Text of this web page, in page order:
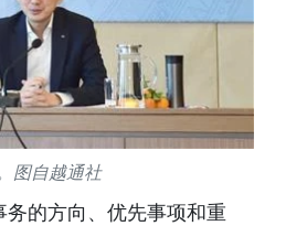
图自越通社
的方向、优先事项和重